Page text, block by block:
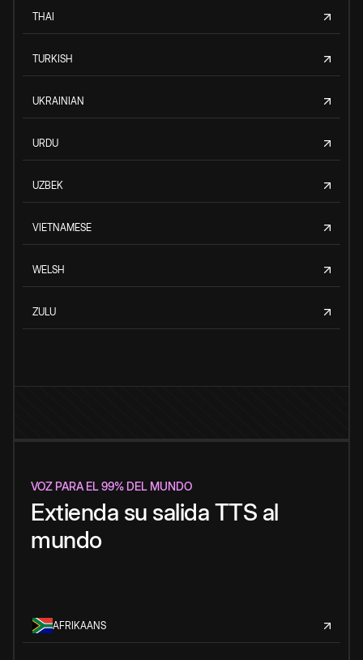
THAI
TURKISH
UKRAINIAN
URDU
UZBEK
VIETNAMESE
WELSH
ZULU
VOZ PARA EL 99% DEL MUNDO
Extienda su salida TTS al
mundo
AFRIKAANS